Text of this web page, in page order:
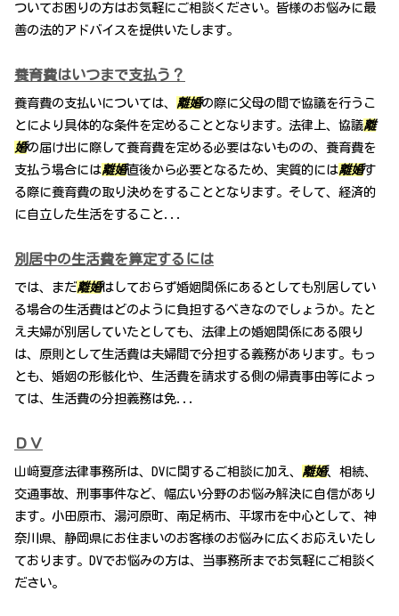
ついてお困りの方はお気軽にご相談ください。皆様のお悩みに最
善の法的アドバイスを提供いたします。
養育費はいつまで支払う？
養育費の支払いについては、 離婚の際に父母の間で協議を行うこ
とにより具体的な条件を定めることとなります。法律上、協議離
婚の届け出に際して養育費を定める必要はないものの、養育費を
支払う場合には離婚直後から必要となるため、実質的には離婚す
る際に養育費の取り決めをすることとなります。そして、経済的
に自立した生活をすること...
別居中の生活費を算定するには
では、まだ離婚はしておらず婚姻関係にあるとしても別居してい
る場合の生活費はどのように負担するべきなのでしょうか。たと
え夫婦が別居していたとしても、法律上の婚姻関係にある限り
は、原則として生活費は夫婦間で分担する義務があります。もっ
とも、婚姻の形骸化や、生活費を請求する側の帰責事由等によっ
ては、生活費の分担義務は免...
ＤＶ
山﨑夏彦法律事務所は、DVに関するご相談に加え、 離婚、相続、
交通事故、刑事事件など、幅広い分野のお悩み解決に自信があり
ます。小田原市、湯河原町、南足柄市、平塚市を中心として、神
奈川県、静岡県にお住まいのお客様のお悩みに広くお応えいたし
ております。DVでお悩みの方は、当事務所までお気軽にご相談く
ださい。